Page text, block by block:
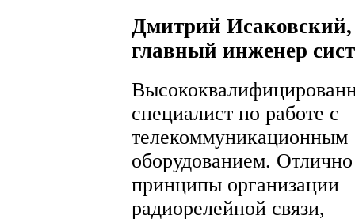
Дмитрий Исаковский,
главный инженер
специалист по работе с
телекоммуникационным
оборудованием. Отлично
принципы организации
радиорелейной связи,